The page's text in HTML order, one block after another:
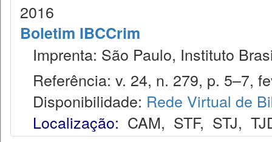
2016
Boletim IBCCrim
Imprenta: São Paulo, Instituto
Referência: v. 24, n. 279, p. 5–7,
Disponibilidade: Rede Virtual de
Localização: CAM, STF, STJ,